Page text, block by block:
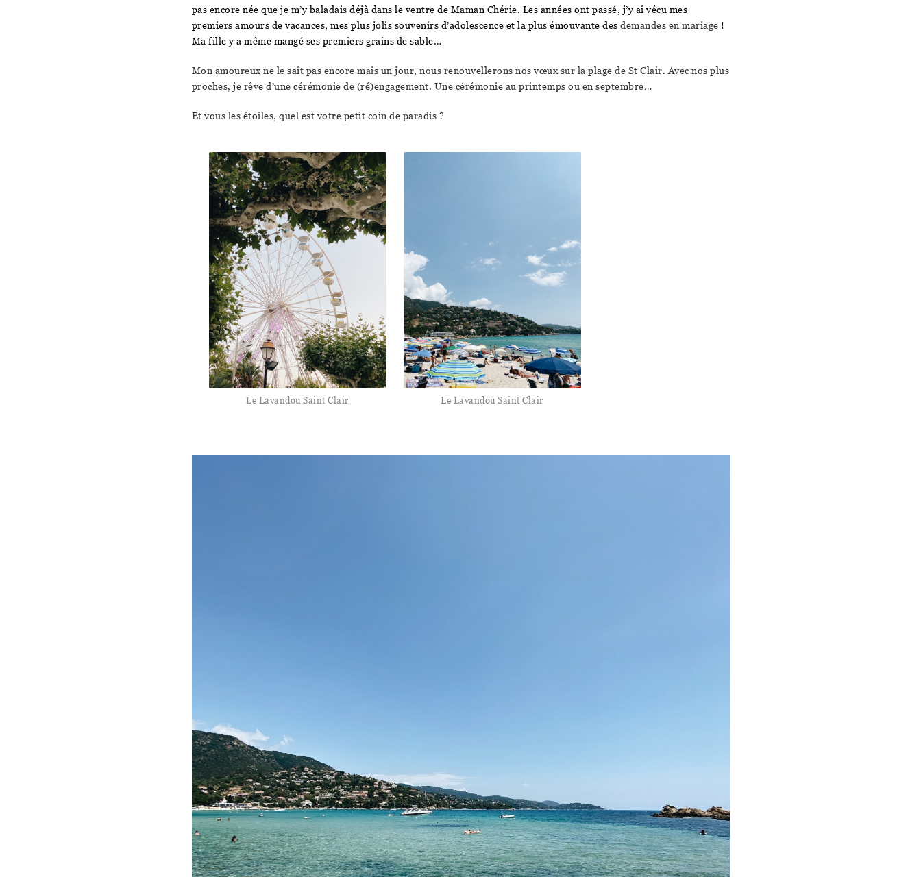
pas encore née que je m’y baladais déjà dans le ventre de Maman Chérie. Les années ont passé, j’y ai vécu mes
premiers amours de vacances, mes plus jolis souvenirs d’adolescence et la plus émouvante des demandes en mariage !
Ma fille y a même mangé ses premiers grains de sable…
Mon amoureux ne le sait pas encore mais un jour, nous renouvellerons nos vœux sur la plage de St Clair. Avec nos plus
proches, je rêve d’une cérémonie de (ré)engagement. Une cérémonie au printemps ou en septembre…
Et vous les étoiles, quel est votre petit coin de paradis ?
Le Lavandou Saint Clair Le Lavandou Saint Clair